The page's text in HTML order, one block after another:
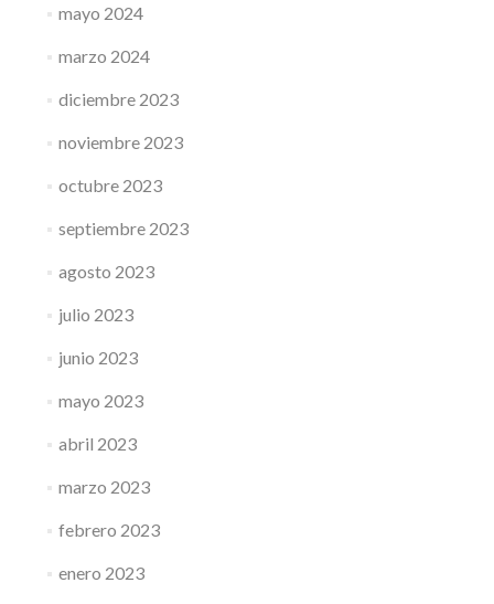
mayo 2024
marzo 2024
diciembre 2023
noviembre 2023
octubre 2023
septiembre 2023
agosto 2023
julio 2023
junio 2023
mayo 2023
abril 2023
marzo 2023
febrero 2023
enero 2023